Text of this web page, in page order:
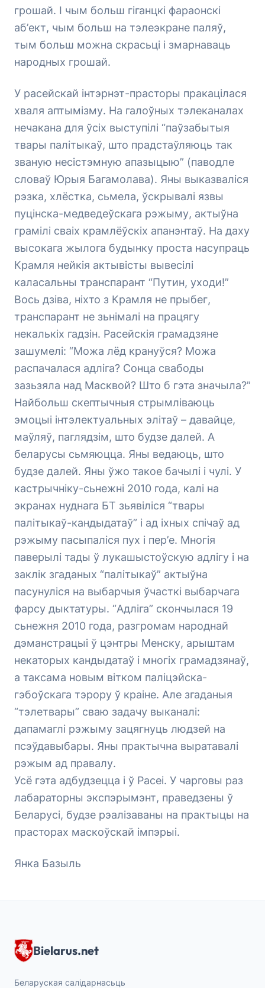
грошай. І чым больш гіганцкі фараонскі
аб’ект, чым больш на тэлеэкране паляў,
тым больш можна скрасьці і змарнаваць
народных грошай.
У расейскай інтэрнэт-прасторы пракацілася
хваля аптымізму. На галоўных тэлеканалах
нечакана для ўсіх выступілі “паўзабытыя
твары палітыкаў, што прадстаўляюць так
званую несістэмную апазыцыю” (паводле
словаў Юрыя Багамолава). Яны выказваліся
рэзка, хлёстка, сьмела, ўскрывалі язвы
пуцінска-медведеўскага рэжыму, актыўна
грамілі сваіх крамлёўскіх апанэнтаў. На даху
высокага жылога будынку проста насупраць
Крамля нейкія актывісты вывесілі
каласальны транспарант “Путин, уходи!”
Вось дзіва, ніхто з Крамля не прыбег,
транспарант не зьнімалі на працягу
некалькіх гадзін. Расейскія грамадзяне
зашумелі: “Можа лёд крануўся? Можа
распачалася адліга? Сонца свабоды
зазьзяла над Масквой? Што б гэта значыла?”
Найбольш скептычныя стрымліваюць
эмоцыі інтэлектуальных элітаў – давайце,
маўляў, паглядзім, што будзе далей. А
беларусы сьмяюцца. Яны ведаюць, што
будзе далей. Яны ўжо такое бачылі і чулі. У
кастрычніку-сьнежні 2010 года, калі на
экранах нуднага БТ зьявіліся “твары
палітыкаў-кандыдатаў” і ад іхных спічаў ад
рэжыму пасыпаліся пух і пер’е. Многія
паверылі тады ў лукашыстоўскую адлігу і на
заклік згаданых “палітыкаў” актыўна
пасунуліся на выбарчыя ўчасткі выбарчага
фарсу дыктатуры. “Адліга” скончылася 19
сьнежня 2010 года, разгромам народнай
дэманстрацыі ў цэнтры Менску, арыштам
некаторых кандыдатаў і многіх грамадзянаў,
а таксама новым вітком паліцэйска-
гэбоўскага тэрору ў краіне. Але згаданыя
“тэлетвары” сваю задачу выканалі:
дапамаглі рэжыму зацягнуць людзей на
псэўдавыбары. Яны практычна выратавалі
рэжым ад правалу.
Усё гэта адбудзецца і ў Расеі. У чарговы раз
лабараторны экспэрымэнт, праведзены ў
Беларусі, будзе рэалізаваны на практыцы на
прасторах маскоўскай імпэрыі.
Янка Базыль
Bielarus.net
Беларуская салідарнасьць